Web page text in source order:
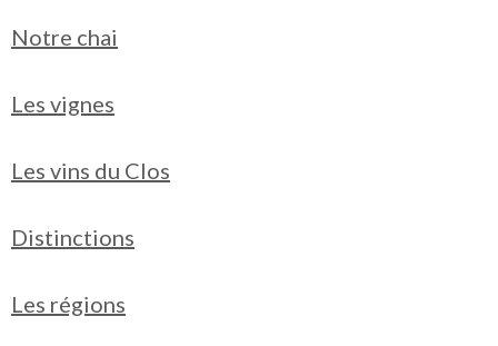
Notre chai
Les vignes
Les vins du Clos
Distinctions
Les régions